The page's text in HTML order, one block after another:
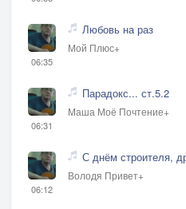
06:35
Любовь на раз
Мой Плюс+
06:31
Парадокс... ст.5.2
Маша Моё Почтение+
06:12
С днём строителя,
Володя Привет+